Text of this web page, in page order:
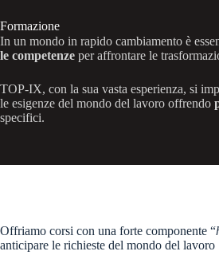
Formazione
In un mondo in rapido cambiamento è
le competenze per affrontare le
TOP-IX, con la sua vasta esperienza, si
le esigenze del mondo del lavoro offrendo
specifici.
Offriamo corsi con una forte componente “
anticipare le richieste del mondo del lavoro